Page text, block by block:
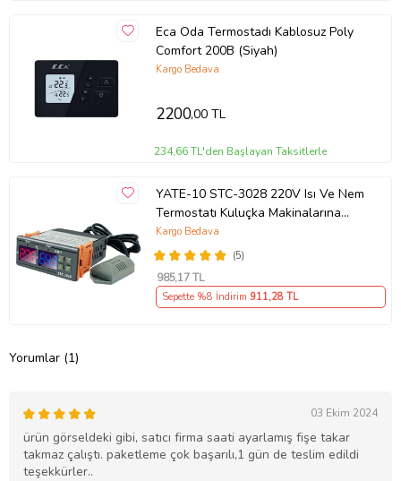
Eca Oda Termostadı Kablosuz Poly
Comfort 200B (Siyah)
Kargo Bedava
2200,00 TL
234,66 TL'den Başlayan Taksitlerle
YATE-10 STC-3028 220V Isı Ve Nem
Termostatı Kuluçka Makinalarına
Uygun Hassas
(5)
Kargo Bedava
985,17 TL
Sepette %8 İndirim 911,28 TL
Yorumlar (1)
03 Ekim 2024
ürün görseldeki gibi, satıcı firma saati ayarlamış fişe takar
takmaz çalıştı. paketleme çok başarılı,1 gün de teslim edildi
teşekkürler..